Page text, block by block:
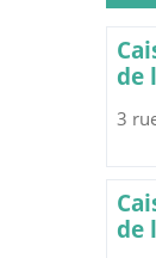
de
3
de